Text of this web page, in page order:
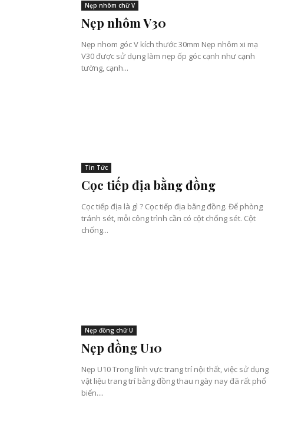
Nẹp nhôm chữ V
Nẹp nhôm V30
Nẹp nhom góc V kích thước 30mm Nẹp nhôm xi mạ
V30 được sử dụng làm nẹp ốp góc cạnh như cạnh
tường, cạnh...
Tin Tức
Cọc tiếp địa bằng đồng
Cọc tiếp địa là gì ? Cọc tiếp địa bằng đồng. Để phòng
tránh sét, mỗi công trình cần có cột chống sét. Cột
chống...
Nẹp đồng chữ U
Nẹp đồng U10
Nẹp U10 Trong lĩnh vực trang trí nội thất, việc sử dụng
vật liệu trang trí bằng đồng thau ngày nay đã rất phổ
biến....